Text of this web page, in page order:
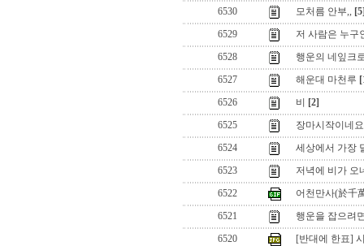
6530
모처름 안부,,
6529
저 사람은 누구
6528
행운의 네잎크
6527
해운대 마천루
6526
비
[2]
6525
장마시작이네요
6524
세상에서 가장
6523
저녁에 비가 오
6522
어천만사(於千
6521
행운을 잡으려
6520
[반대에 한표]